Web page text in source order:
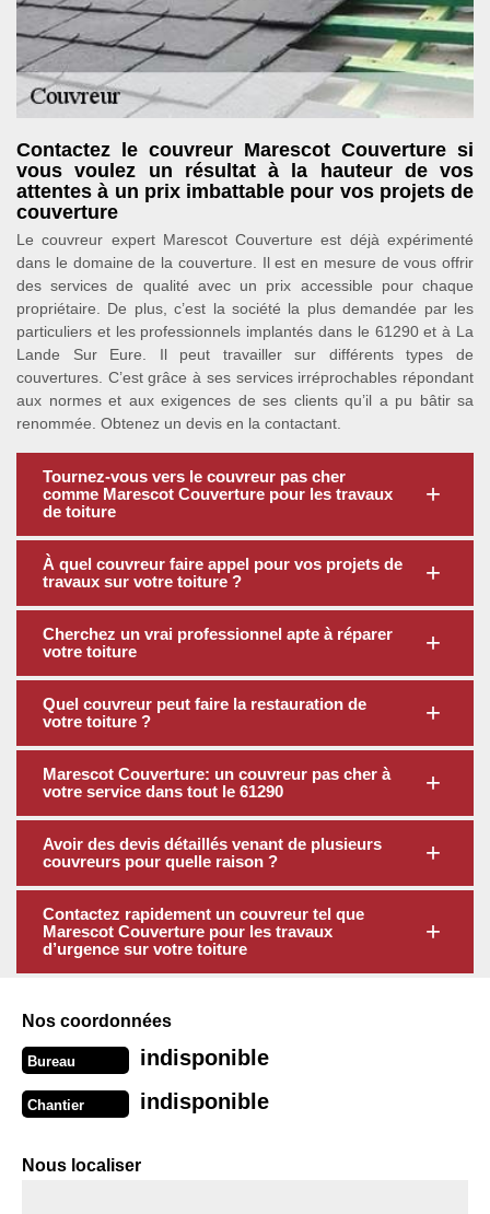
Contactez le couvreur Marescot Couverture si
vous voulez un résultat à la hauteur de vos
attentes à un prix imbattable pour vos projets de
couverture
Le couvreur expert Marescot Couverture est déjà expérimenté
dans le domaine de la couverture. Il est en mesure de vous offrir
des services de qualité avec un prix accessible pour chaque
propriétaire. De plus, c’est la société la plus demandée par les
particuliers et les professionnels implantés dans le 61290 et à La
Lande Sur Eure. Il peut travailler sur différents types de
couvertures. C’est grâce à ses services irréprochables répondant
aux normes et aux exigences de ses clients qu’il a pu bâtir sa
renommée. Obtenez un devis en la contactant.
Tournez-vous vers le couvreur pas cher
comme Marescot Couverture pour les travaux
de toiture
À quel couvreur faire appel pour vos projets de
travaux sur votre toiture ?
Cherchez un vrai professionnel apte à réparer
votre toiture
Quel couvreur peut faire la restauration de
votre toiture ?
Marescot Couverture: un couvreur pas cher à
votre service dans tout le 61290
Avoir des devis détaillés venant de plusieurs
couvreurs pour quelle raison ?
Contactez rapidement un couvreur tel que
Marescot Couverture pour les travaux
d’urgence sur votre toiture
Nos coordonnées
Bureau indisponible
Chantier indisponible
Nous localiser